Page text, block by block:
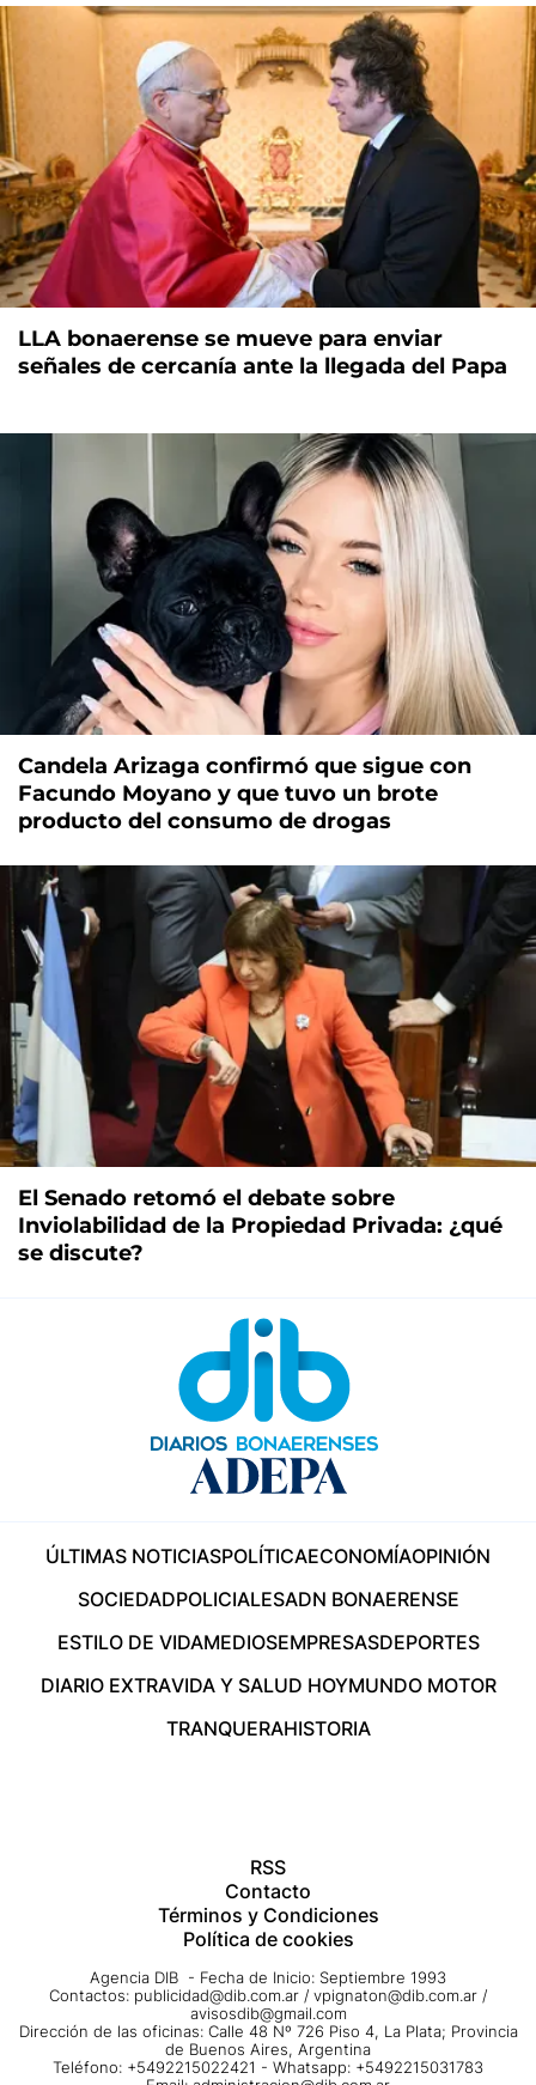
LLA bonaerense se mueve para enviar
señales de cercanía ante la llegada del Papa
Candela Arizaga confirmó que sigue con
Facundo Moyano y que tuvo un brote
producto del consumo de drogas
El Senado retomó el debate sobre
Inviolabilidad de la Propiedad Privada: ¿qué
se discute?
ÚLTIMAS NOTICIASPOLÍTICAECONOMÍAOPINIÓN
SOCIEDADPOLICIALESADN BONAERENSE
ESTILO DE VIDAMEDIOSEMPRESASDEPORTES
DIARIO EXTRAVIDA Y SALUD HOYMUNDO MOTOR
TRANQUERAHISTORIA
RSS
Contacto
Términos y Condiciones
Política de cookies
Agencia DIB - Fecha de Inicio: Septiembre 1993
Contactos: publicidad@dib.com.ar / vpignaton@dib.com.ar /
avisosdib@gmail.com
Dirección de las oficinas: Calle 48 Nº 726 Piso 4, La Plata; Provincia
de Buenos Aires, Argentina
Teléfono: +5492215022421 - Whatsapp: +5492215031783